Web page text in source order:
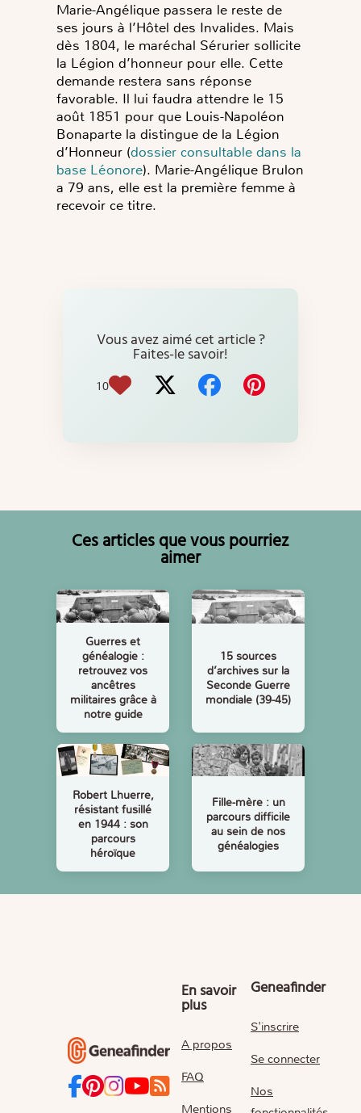
Marie-Angélique passera le reste de
ses jours à l’Hôtel des Invalides. Mais
dès 1804, le maréchal Sérurier sollicite
la Légion d’honneur pour elle. Cette
demande restera sans réponse
favorable. Il lui faudra attendre le 15
août 1851 pour que Louis-Napoléon
Bonaparte la distingue de la Légion
d’Honneur (dossier consultable dans la
base Léonore). Marie-Angélique Brulon
a 79 ans, elle est la première femme à
recevoir ce titre.
Vous avez aimé cet article ?
Faites-le savoir!
10
Ces articles que vous pourriez
aimer
Guerres et
généalogie :
retrouvez vos
ancêtres
militaires grâce à
notre guide
15 sources
d’archives sur la
Seconde Guerre
mondiale (39-45)
Robert Lhuerre,
résistant fusillé
en 1944 : son
parcours
héroïque
Fille-mère : un
parcours difficile
au sein de nos
généalogies
En savoir
plus
A propos
FAQ
Mentions
Geneafinder
S'inscrire
Se connecter
Nos